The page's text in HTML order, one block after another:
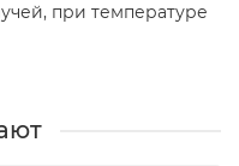
при температуре